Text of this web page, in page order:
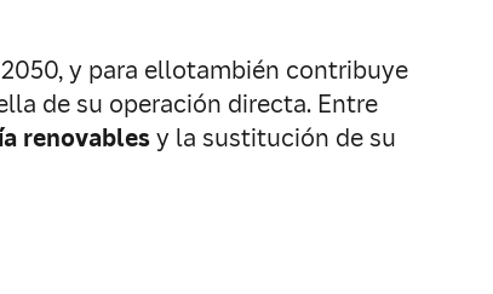
y para ellotambién contribuye
de su operación directa. Entre
renovablesy la sustitución de su